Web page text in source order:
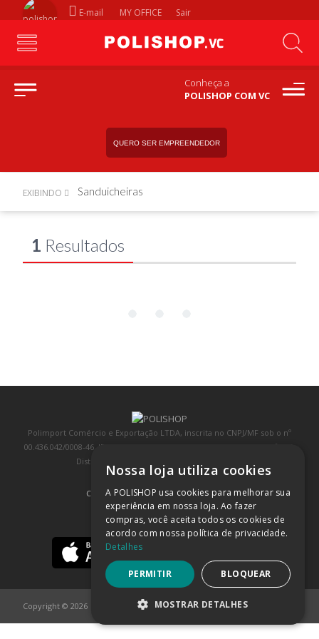
E-mail MY OFFICE Sair
Conheça a
POLISHOP COM VC
QUERO SER EMPREENDEDOR
EXIBINDO Sanduicheiras
1 Resultados
Polimport Comércio e Exportação LTDA, inscrita no CNPJ/MF sob o nº
00.436.042/0008-46, IE 407.458.707.103, com sede na Rua Kanebo, nº 175,
Distrito Industrial, Jundiaí/SP, CEP: 13213-090
COMPRA 100% SEGURA (SAIBA MAIS)
BAIXE NOSSO APP
Copyright © 2026
Nossa loja utiliza cookies
A POLISHOP usa cookies para melhorar sua
experiência em nossa loja. Ao fazer
compras, você aceita todos os cookies de
acordo com nossa política de privacidade.
Detalhes
PERMITIR BLOQUEAR
MOSTRAR DETALHES
ESTRITAMENTE NECESSÁRIOS